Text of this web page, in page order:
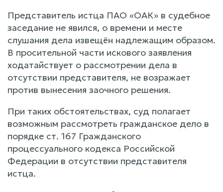
Представитель истца ПАО «ОАК» в судебное
заседание не явился, о времени и месте
слушания дела извещён надлежащим образом.
В просительной части искового заявления
ходатайствует о рассмотрении дела в
отсутствии представителя, не возражает
против вынесения заочного решения.
При таких обстоятельствах, суд полагает
возможным рассмотреть гражданское дело в
порядке ст. 167 Гражданского
процессуального кодекса Российской
Федерации в отсутствии представителя
истца.